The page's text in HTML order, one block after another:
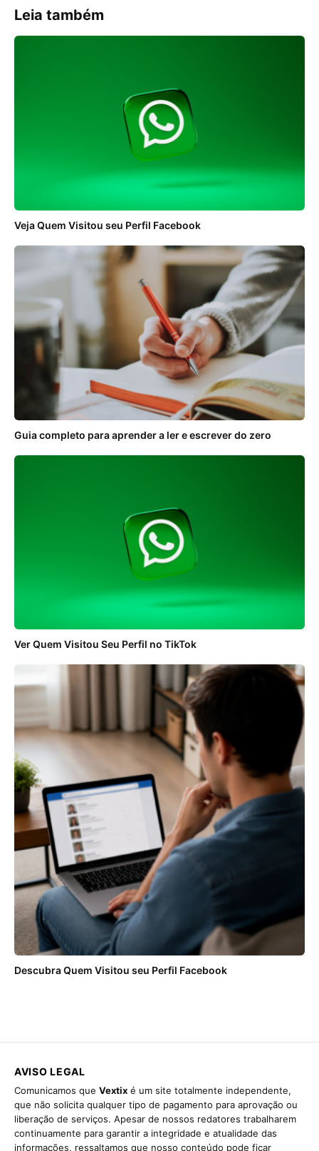
Leia também
Veja Quem Visitou seu Perfil Facebook
Guia completo para aprender a ler e escrever do zero
Ver Quem Visitou Seu Perfil no TikTok
Descubra Quem Visitou seu Perfil Facebook
AVISO LEGAL
Comunicamos que Vextix é um site totalmente independente,
que não solicita qualquer tipo de pagamento para aprovação ou
liberação de serviços. Apesar de nossos redatores trabalharem
continuamente para garantir a integridade e atualidade das
informações, ressaltamos que nosso conteúdo pode ficar